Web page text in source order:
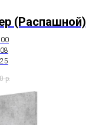
(Распашной)
р.